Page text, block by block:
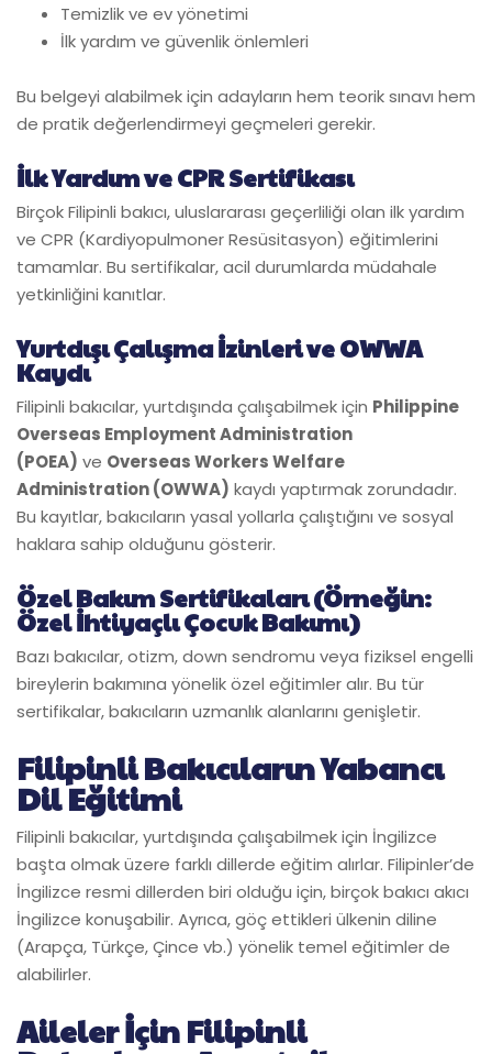
Temizlik ve ev yönetimi
İlk yardım ve güvenlik önlemleri
Bu belgeyi alabilmek için adayların hem teorik sınavı hem
de pratik değerlendirmeyi geçmeleri gerekir.
İlk Yardım ve CPR Sertifikası
Birçok Filipinli bakıcı, uluslararası geçerliliği olan ilk yardım
ve CPR (Kardiyopulmoner Resüsitasyon) eğitimlerini
tamamlar. Bu sertifikalar, acil durumlarda müdahale
yetkinliğini kanıtlar.
Yurtdışı Çalışma İzinleri ve OWWA
Kaydı
Filipinli bakıcılar, yurtdışında çalışabilmek için Philippine
Overseas Employment Administration
(POEA) ve Overseas Workers Welfare
Administration (OWWA) kaydı yaptırmak zorundadır.
Bu kayıtlar, bakıcıların yasal yollarla çalıştığını ve sosyal
haklara sahip olduğunu gösterir.
Özel Bakım Sertifikaları (Örneğin:
Özel İhtiyaçlı Çocuk Bakımı)
Bazı bakıcılar, otizm, down sendromu veya fiziksel engelli
bireylerin bakımına yönelik özel eğitimler alır. Bu tür
sertifikalar, bakıcıların uzmanlık alanlarını genişletir.
Filipinli Bakıcıların Yabancı
Dil Eğitimi
Filipinli bakıcılar, yurtdışında çalışabilmek için İngilizce
başta olmak üzere farklı dillerde eğitim alırlar. Filipinler’de
İngilizce resmi dillerden biri olduğu için, birçok bakıcı akıcı
İngilizce konuşabilir. Ayrıca, göç ettikleri ülkenin diline
(Arapça, Türkçe, Çince vb.) yönelik temel eğitimler de
alabilirler.
Aileler İçin Filipinli